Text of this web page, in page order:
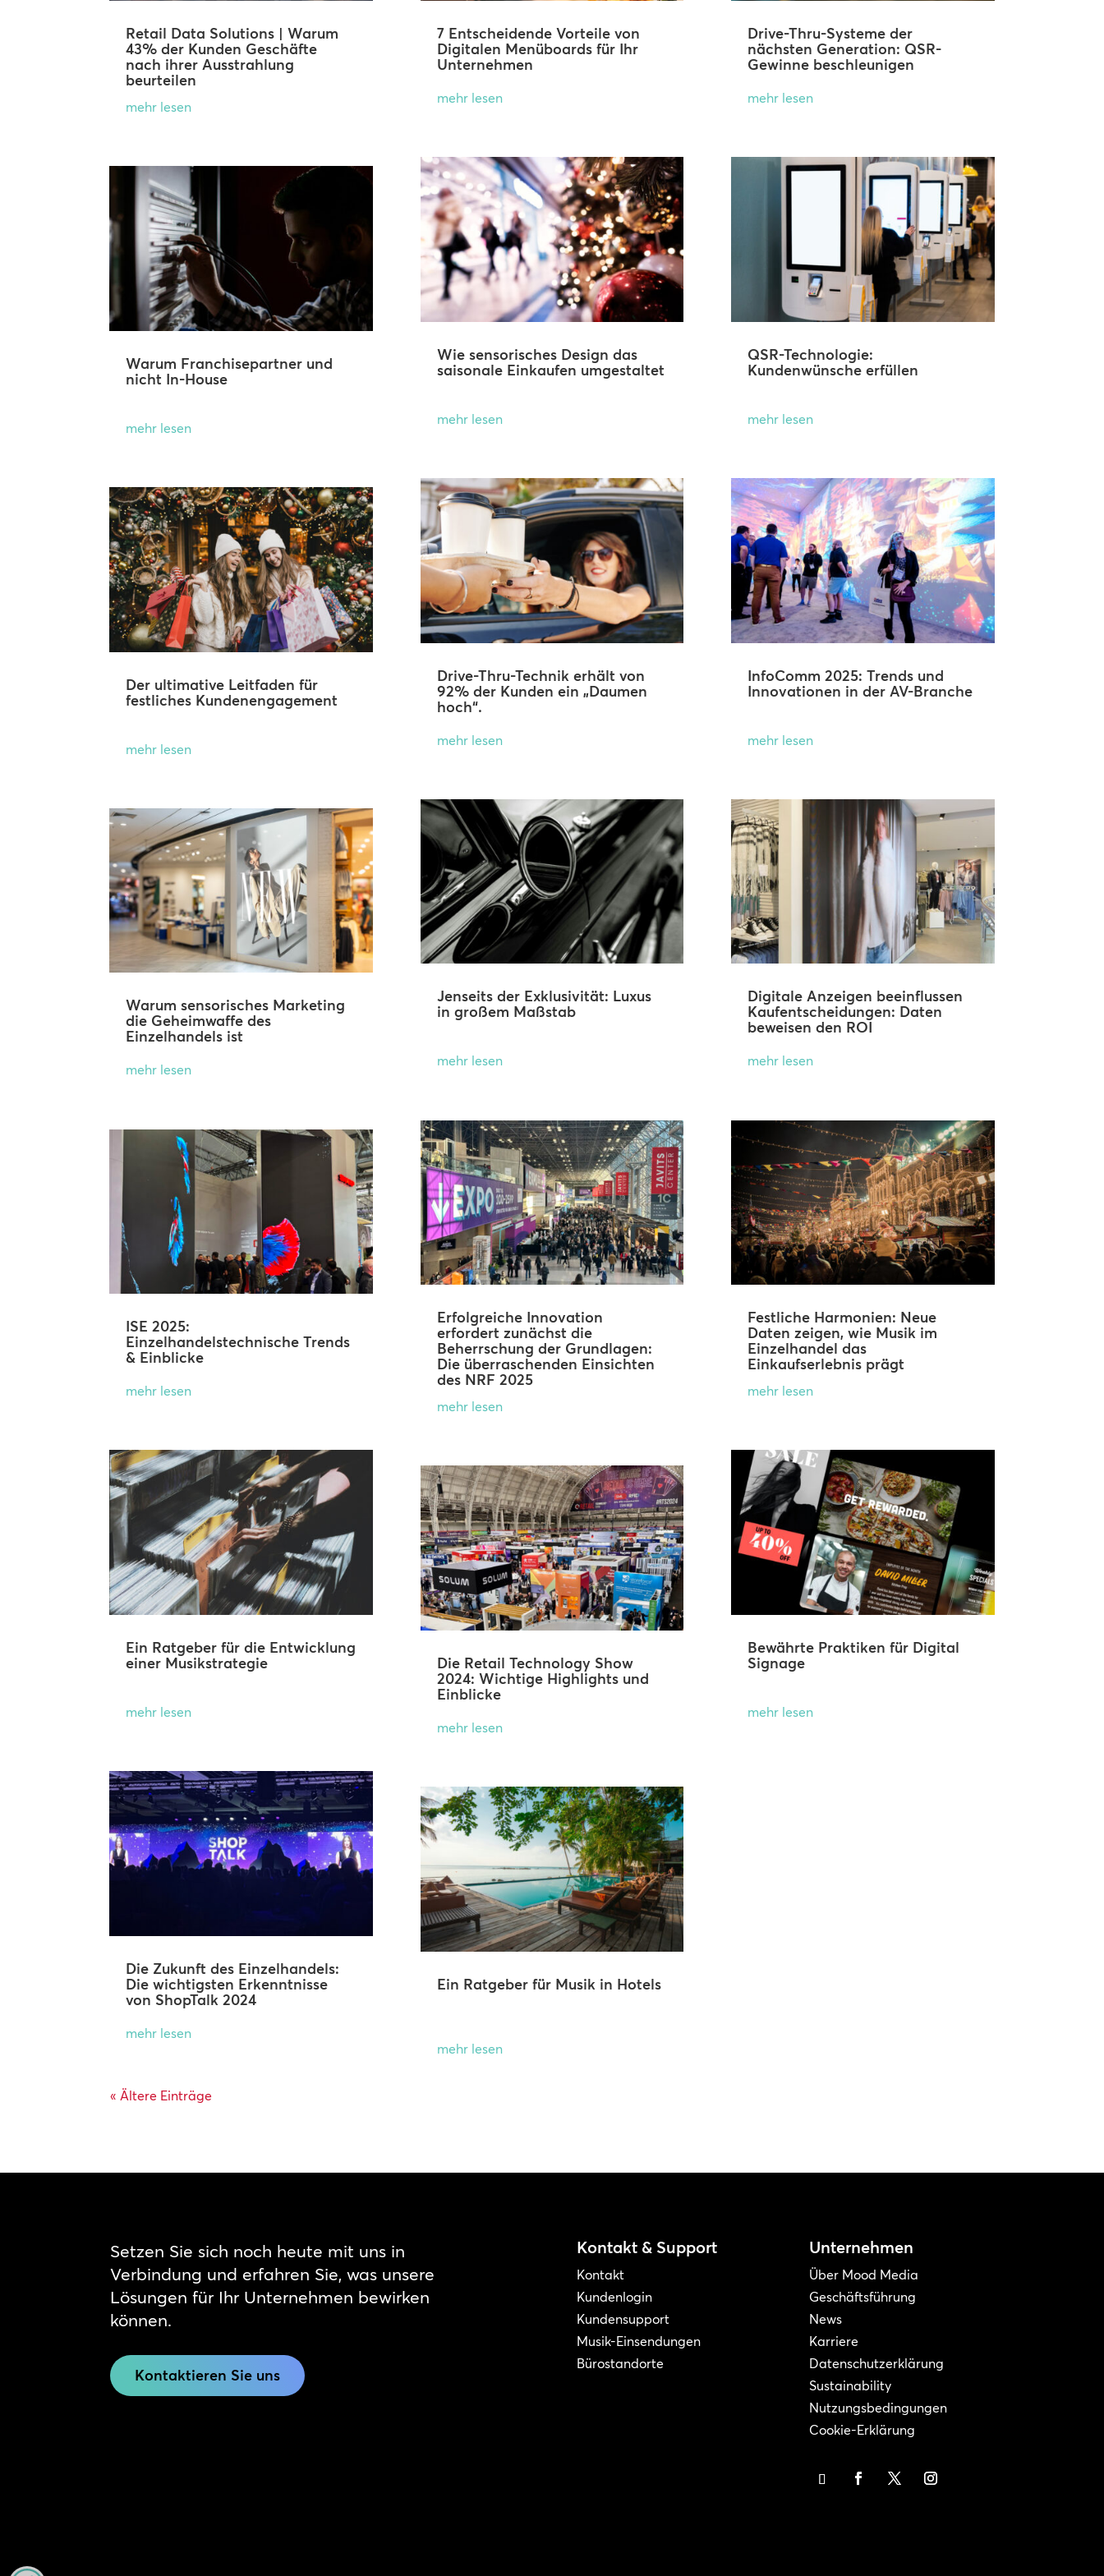
Retail Data Solutions | Warum
43% der Kunden Geschäfte
nach ihrer Ausstrahlung
beurteilen
mehr lesen
Warum Franchisepartner und
nicht In-House
mehr lesen
Der ultimative Leitfaden für
festliches Kundenengagement
mehr lesen
Warum sensorisches Marketing
die Geheimwaffe des
Einzelhandels ist
mehr lesen
ISE 2025:
Einzelhandelstechnische Trends
& Einblicke
mehr lesen
Ein Ratgeber für die Entwicklung
einer Musikstrategie
mehr lesen
Die Zukunft des Einzelhandels:
Die wichtigsten Erkenntnisse
von ShopTalk 2024
mehr lesen
7 Entscheidende Vorteile von
Digitalen Menüboards für Ihr
Unternehmen
mehr lesen
Wie sensorisches Design das
saisonale Einkaufen umgestaltet
mehr lesen
Drive-Thru-Technik erhält von
92% der Kunden ein „Daumen
hoch“.
mehr lesen
Jenseits der Exklusivität: Luxus
in großem Maßstab
mehr lesen
Erfolgreiche Innovation
erfordert zunächst die
Beherrschung der Grundlagen:
Die überraschenden Einsichten
des NRF 2025
mehr lesen
Die Retail Technology Show
2024: Wichtige Highlights und
Einblicke
mehr lesen
Ein Ratgeber für Musik in Hotels
mehr lesen
Drive-Thru-Systeme der
nächsten Generation: QSR-
Gewinne beschleunigen
mehr lesen
QSR-Technologie:
Kundenwünsche erfüllen
mehr lesen
InfoComm 2025: Trends und
Innovationen in der AV-Branche
mehr lesen
Digitale Anzeigen beeinflussen
Kaufentscheidungen: Daten
beweisen den ROI
mehr lesen
Festliche Harmonien: Neue
Daten zeigen, wie Musik im
Einzelhandel das
Einkaufserlebnis prägt
mehr lesen
Bewährte Praktiken für Digital
Signage
mehr lesen
« Ältere Einträge
Setzen Sie sich noch heute mit uns in
Verbindung und erfahren Sie, was unsere
Lösungen für Ihr Unternehmen bewirken
können.
Kontaktieren Sie uns
Kontakt & Support
Kontakt
Kundenlogin
Kundensupport
Musik-Einsendungen
Bürostandorte
Unternehmen
Über Mood Media
Geschäftsführung
News
Karriere
Datenschutzerklärung
Sustainability
Nutzungsbedingungen
Cookie-Erklärung